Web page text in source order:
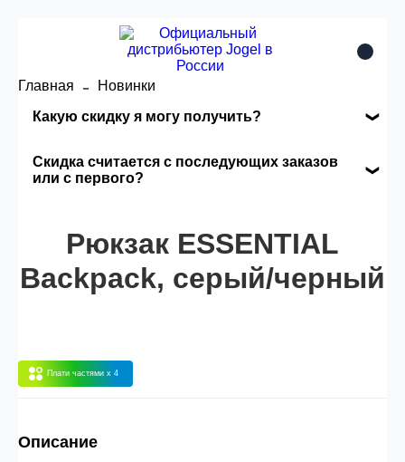
Главная
Новинки
Какую скидку я могу получить?
заказа, общая сумма заказа считается по
розничной цене
Скидка считается с последующих заказов
или с первого?
автоматически активизируется в корзине вашего
заказа.
Рюкзак ESSENTIAL
Backpack, серый/черный
Плати частями x 4
Описание